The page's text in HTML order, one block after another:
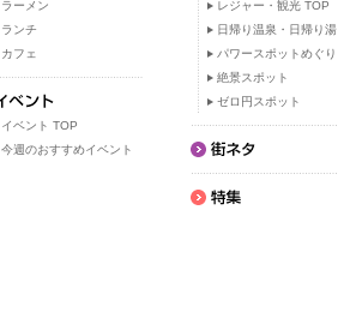
ラーメン
ランチ
カフェ
イベント TOP
今週のおすすめイベント
レジャー・観光 TOP
日帰り温泉・日帰り湯
パワースポットめぐり
絶景スポット
ゼロ円スポット